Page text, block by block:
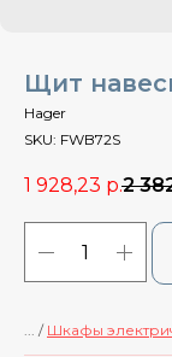
Щит
Hager
SKU: FWB72S
1 928,23 р.2
... / Шкафы